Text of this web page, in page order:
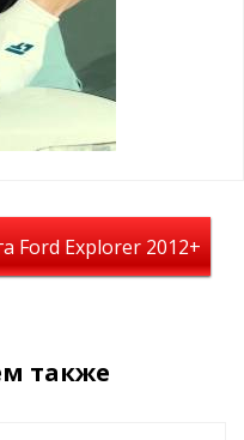
темными, но при
просматривается.
оргстекло
солнца, помогут в
Ford Explorer 2012+
также